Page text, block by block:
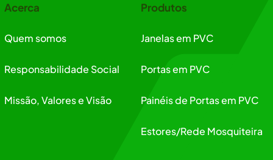
Acerca
Quem somos
Responsabilidade Social
Missão, Valores e Visão
Produtos
Janelas em PVC
Portas em PVC
Painéis de Portas em PVC
Estores/Rede Mosquiteira